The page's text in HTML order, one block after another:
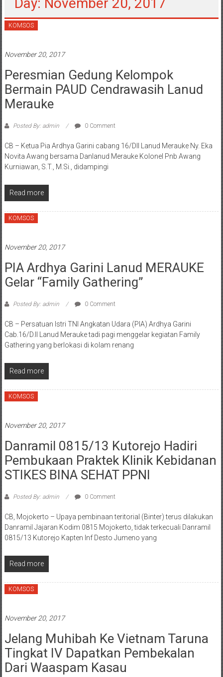
Day: November 20, 2017
KOMSOS
November 20, 2017
Peresmian Gedung Kelompok
Bermain PAUD Cendrawasih Lanud
Merauke
Posted By: admin 0 Comment
CB – Ketua Pia Ardhya Garini cabang 16/DII Lanud Merauke Ny. Eka
Novita Awang bersama Danlanud Merauke Kolonel Pnb Awang
Kurniawan, S.T., M.Si., didampingi
Read more
KOMSOS
November 20, 2017
PIA Ardhya Garini Lanud MERAUKE
Gelar “Family Gathering”
Posted By: admin 0 Comment
CB – Persatuan Istri TNI Angkatan Udara (PIA) Ardhya Garini
Cab.16/D.II Lanud Merauke tadi pagi menggelar kegiatan Family
Gathering yang berlokasi di kolam renang
Read more
KOMSOS
November 20, 2017
Danramil 0815/13 Kutorejo Hadiri
Pembukaan Praktek Klinik Kebidanan
STIKES BINA SEHAT PPNI
Posted By: admin 0 Comment
CB, Mojokerto – Upaya pembinaan teritorial (Binter) terus dilakukan
Danramil Jajaran Kodim 0815 Mojokerto, tidak terkecuali Danramil
0815/13 Kutorejo Kapten Inf Desto Jumeno yang
Read more
KOMSOS
November 20, 2017
Jelang Muhibah Ke Vietnam Taruna
Tingkat IV Dapatkan Pembekalan
Dari Waaspam Kasau